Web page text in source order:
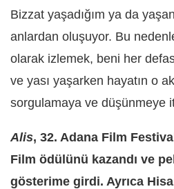
Bizzat yaşadığım ya da
anlardan oluşuyor. Bu
olarak izlemek, beni her
ve yası yaşarken hayatın o
sorgulamaya ve düşünmeye
Alis, 32. Adana Film
Film ödülünü kazandı ve
gösterime girdi. Ayrıca